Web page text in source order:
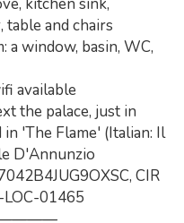
table and chairs
a window, basin, WC,
available
the palace, just in
in 'The Flame' (Italian: Il
D'Annunzio
CIR
01465